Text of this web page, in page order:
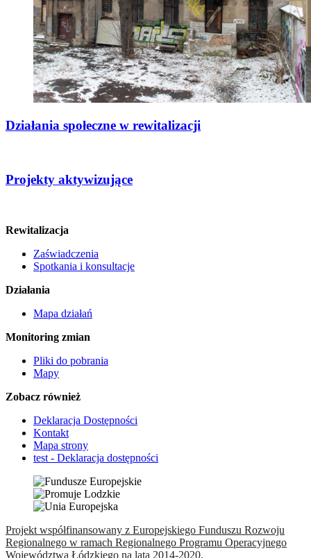
Działania społeczne w rewitalizacji
Projekty aktywizujące
Rewitalizacja
Zaświadczenia
Spotkania i konsultacje
Działania
Mapa działań
Monitoring zmian
Pliki do pobrania
Mapy
Zobacz również
Deklaracja Dostępności
Kontakt
Mapa strony
test - Deklaracja dostępności
Projekt współfinansowany z Europejskiego Funduszu Rozwoju
Regionalnego w ramach Regionalnego Programu Operacyjnego
Województwa Łódzkiego na lata 2014-2020.